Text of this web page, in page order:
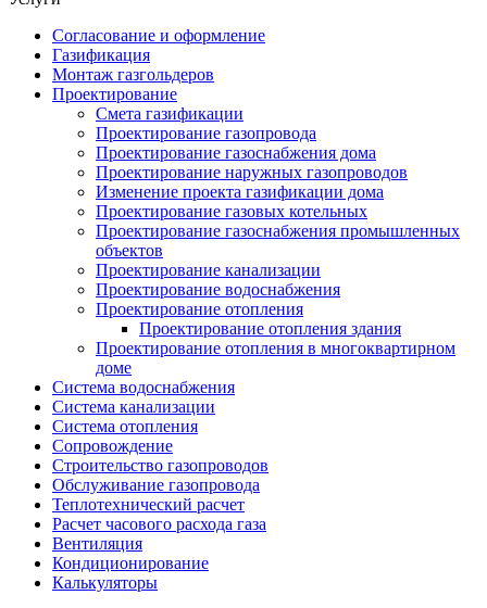
Согласование и оформление
Газификация
Монтаж газгольдеров
Проектирование
Смета газификации
Проектирование газопровода
Проектирование газоснабжения дома
Проектирование наружных газопроводов
Изменение проекта газификации дома
Проектирование газовых котельных
Проектирование газоснабжения промышленных
объектов
Проектирование канализации
Проектирование водоснабжения
Проектирование отопления
Проектирование отопления здания
Проектирование отопления в многоквартирном
доме
Система водоснабжения
Система канализации
Система отопления
Сопровождение
Строительство газопроводов
Обслуживание газопровода
Теплотехнический расчет
Расчет часового расхода газа
Вентиляция
Кондиционирование
Калькуляторы